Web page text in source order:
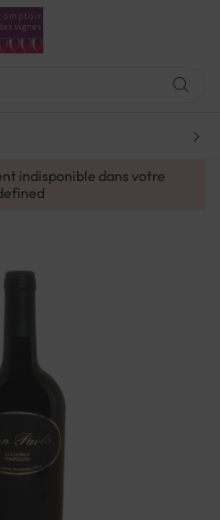
indisponible dans votre